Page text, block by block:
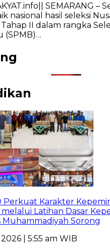
SEMARANG –
nasional hasil seleksi
Tahap II dalam rangka
(SPMB)…
Perkuat Karakter
melalui Latihan Dasar
Muhammadiyah Sorong
| 5:55 am WIB